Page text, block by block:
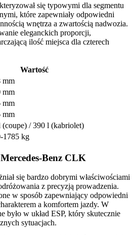
się typowymi dla segmentu
które zapewniały odpowiedni
wnętrza a zwartością nadwozia.
eleganckich proporcji,
ilość miejsca dla czterech
Wartość
mm
mm
mm
mm
(coupe) / 390 l (kabriolet)
1785 kg
Benz CLK
się bardzo dobrymi właściwościami
z precyzją prowadzenia.
w sposób zapewniający odpowiedni
a komfortem jazdy. W
było w układ ESP, który skutecznie
sytuacjach.